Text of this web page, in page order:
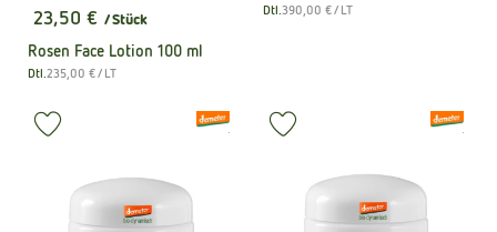
, Preis:
23,50 € / Stück
Rosen Face Lotion 100 ml
, Herkunft:
Dtl., Referenzpreis:
235,00 €/ LT
, Herkunft:
Dtl., Referenzpreis:
390,00 €/ LT
, Verband:
.
Produkt zu Favouriten hinzufügen
, Verband:
.
Produkt zu Favouriten hinzufügen